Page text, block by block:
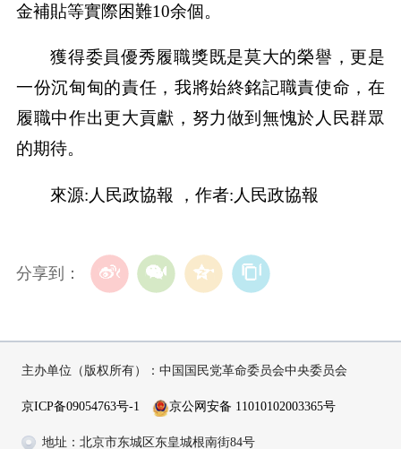
金補貼等實際困難10余個。
獲得委員優秀履職獎既是莫大的榮譽，更是
一份沉甸甸的責任，我將始終銘記職責使命，在
履職中作出更大貢獻，努力做到無愧於人民群眾
的期待。
來源:人民政協報 ，作者:人民政協報
分享到：
主办单位（版权所有）：中国国民党革命委员会中央委员会
京ICP备09054763号-1 京公网安备 11010102003365号
地址：北京市东城区东皇城根南街84号